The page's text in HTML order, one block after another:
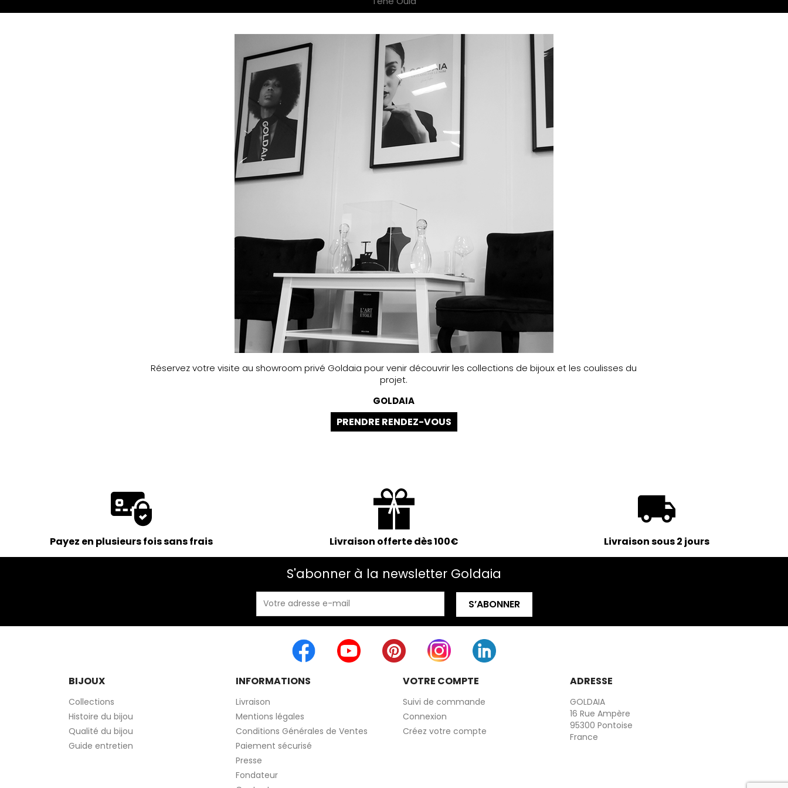
Réservez votre visite au showroom privé Goldaia pour venir découvrir les collections de bijoux et les coulisses du
projet.
GOLDAIA
PRENDRE RENDEZ-VOUS
Payez en plusieurs fois sans frais Livraison offerte dès 100€ Livraison sous 2 jours
S'abonner à la newsletter Goldaia
BIJOUX
Collections
Histoire du bijou
Qualité du bijou
Guide entretien
INFORMATIONS
Livraison
Mentions légales
Conditions Générales de Ventes
Paiement sécurisé
Presse
Fondateur
VOTRE COMPTE
Suivi de commande
Connexion
Créez votre compte
ADRESSE
GOLDAIA
16 Rue Ampère
95300 Pontoise
France